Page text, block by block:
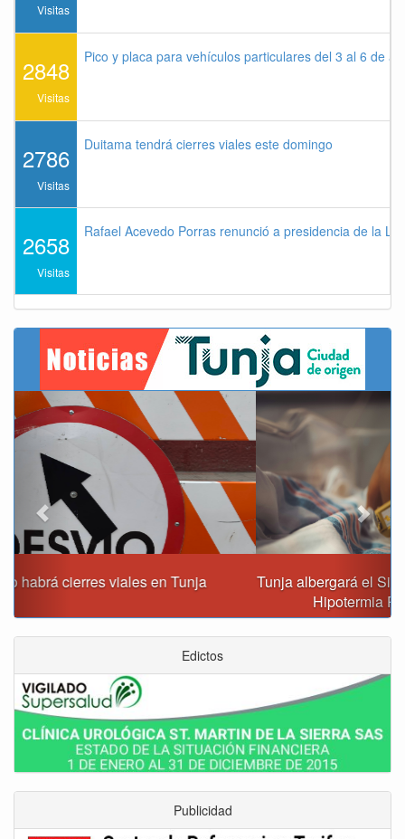
Visitas
2848
Visitas
Pico y placa para vehículos particulares del 3 al 6 de
2786
Visitas
Duitama tendrá cierres viales este domingo
2658
Visitas
Rafael Acevedo Porras renunció a presidencia de la
Tunja albergará el Simposio Regional en Asfixia Perinatal,
Hipotermia Pasiva y Trasplante Neonatal
Previous Next
Edictos
Publicidad